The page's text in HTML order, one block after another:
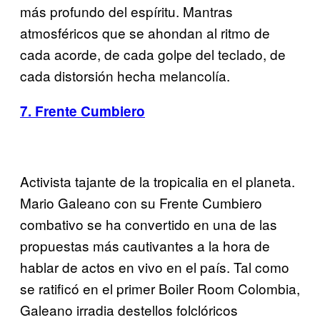
más profundo del espíritu. Mantras
atmosféricos que se ahondan al ritmo de
cada acorde, de cada golpe del teclado, de
cada distorsión hecha melancolía.
7. Frente Cumbiero
Activista tajante de la tropicalia en el planeta.
Mario Galeano con su Frente Cumbiero
combativo se ha convertido en una de las
propuestas más cautivantes a la hora de
hablar de actos en vivo en el país. Tal como
se ratificó en el primer Boiler Room Colombia,
Galeano irradia destellos folclóricos